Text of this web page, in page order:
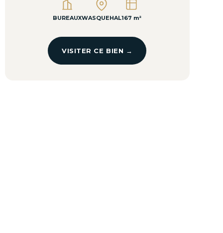
BUREAUXWASQUEHAL167 m²
VISITER CE BIEN →